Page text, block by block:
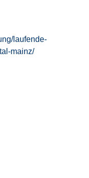
laufende-
mainz/